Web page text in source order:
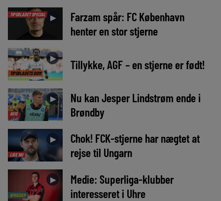
TIPSBLADET SPECIAL ►
Farzam spår: FC København
henter en stor stjerne
TIPSBLADETS DOM
► Tillykke, AGF – en stjerne er født!
AVIS
►
Nu kan Jesper Lindstrøm ende i
Brøndby
LIGE NU
►
Chok! FCK-stjerne har nægtet at
rejse til Ungarn
NYHEDER
►
Medie: Superliga-klubber
interesseret i Uhre